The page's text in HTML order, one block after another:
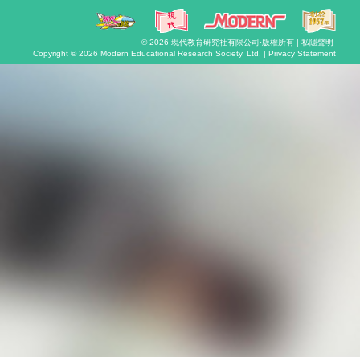
n
© 2026 現代教育研究社有限公司 ·版權所有 | 私隱聲明
Copyright © 2026 Modern Educational Research Society, Ltd. | Privacy Statement